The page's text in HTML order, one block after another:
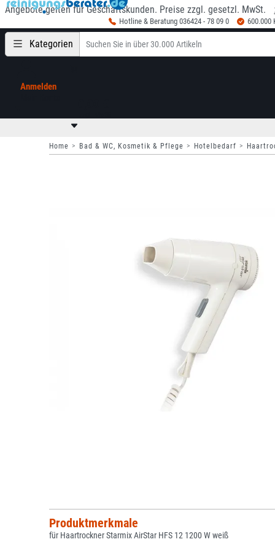
Angebote gelten für Geschäftskunden. Preise zzgl. gesetzl. MwSt.
Hotline & Beratung 036424 - 78 09 0 600.000
Kategorien
Anmelden
Home Bad & WC, Kosmetik & Pflege Hotelbedarf
Produktmerkmale
für Haartrockner Starmix AirStar HFS 12 1200 W weiß